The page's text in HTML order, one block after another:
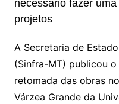
n
a
e
c
o
m
M
l
necessário fazer
projetos
A Secretaria de
(Sinfra-MT) publicou
retomada das obras
Várzea Grande da